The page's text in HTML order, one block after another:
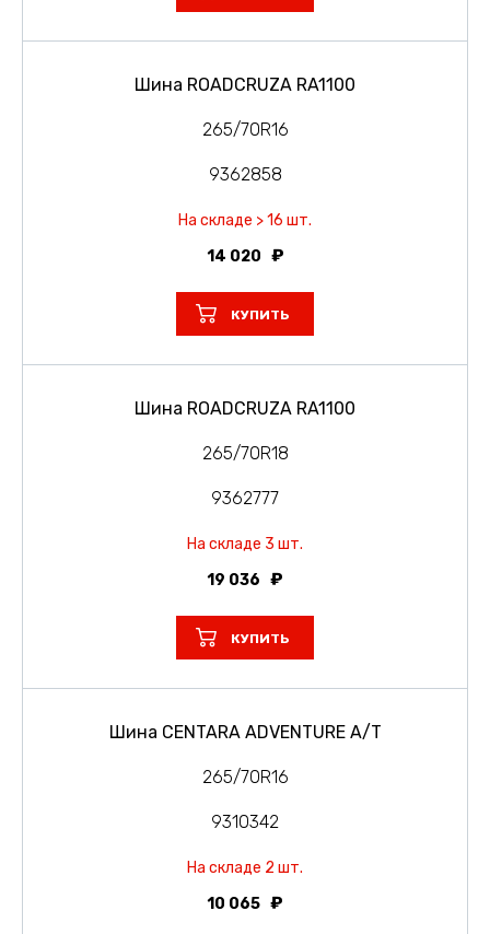
Шина ROADCRUZA RA1100
265/70R16
9362858
На складе > 16 шт.
14 020
КУПИТЬ
Шина ROADCRUZA RA1100
265/70R18
9362777
На складе 3 шт.
19 036
КУПИТЬ
Шина CENTARA ADVENTURE A/T
265/70R16
9310342
На складе 2 шт.
10 065